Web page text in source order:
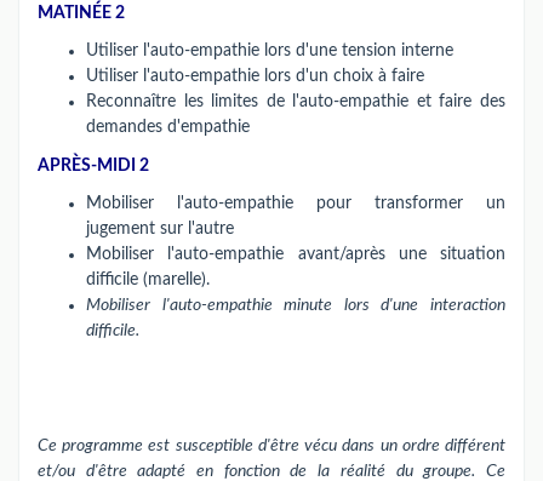
MATINÉE 2
Utiliser l'auto-empathie lors d'une tension interne
Utiliser l'auto-empathie lors d'un choix à faire
Reconnaître les limites de l'auto-empathie et faire des
demandes d'empathie
APRÈS-MIDI 2
Mobiliser l'auto-empathie pour transformer un
jugement sur l'autre
Mobiliser l'auto-empathie avant/après une situation
difficile (marelle).
Mobiliser l'auto-empathie minute lors d'une interaction
difficile.
Ce programme est susceptible d'être vécu dans un ordre différent
et/ou d'être adapté en fonction de la réalité du groupe. Ce